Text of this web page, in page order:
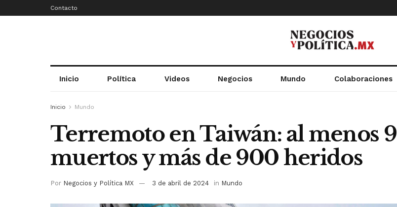
Contacto
Inicio Política Videos Negocios Mundo Colaboraciones
Inicio Mundo
Terremoto en Taiwán: al menos 9
muertos y más de 900 heridos
Por Negocios y Política MX 3 de abril de 2024 in Mundo